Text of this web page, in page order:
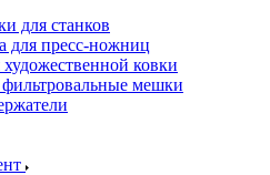
для станков
для пресс-ножниц
ковки
мешки